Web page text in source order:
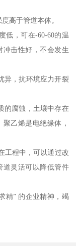
高于管道本体。
低，可在-60-60的温
冲击性好，不会发生
异，抗环境应力开裂
的腐蚀，土壤中存在
乙烯是电绝缘体，
工程中，可以通过改
道灵活可以降低管件
精” 的企业精神，竭